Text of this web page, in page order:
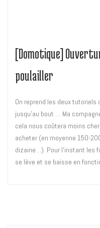
[Domotique]
poulailler
On reprend les deux
jusqu’au bout … Ma
cela nous coûtera moins
acheter (en moyenne 150-
dizaine…). Pour l’instant les
se lève et se baisse en